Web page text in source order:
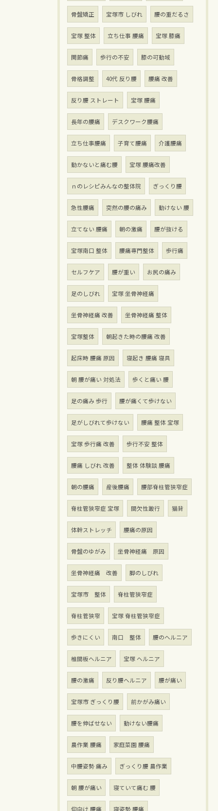
骨盤矯正 宝塚市 しびれ 腰の重だるさ
宝塚 整体 立ち仕事 腰痛 宝塚 膝痛
関節痛 歩行の不安 膝の可動域
骨格調整 40代 反り腰 腰痛 改善
反り腰 ストレート 宝塚 腰痛
長年の腰痛 デスクワーク腰痛
立ち仕事腰痛 子育て腰痛 介護腰痛
動かないと痛む腰 宝塚 腰痛改善
ｎのレシピみんなの整体院 ぎっくり腰
急性腰痛 突然の腰の痛み 動けない 腰
立てない 腰痛 朝の激痛 腰が抜ける
宝塚南口 整体 腰痛専門整体 歩行痛
セルフケア 腰が重い お尻の痛み
足のしびれ 宝塚 坐骨神経痛
坐骨神経痛 改善 坐骨神経痛 整体
宝塚整体 朝起きた時の腰痛 改善
起床時 腰痛 原因 寝起き 腰痛 寝具
朝 腰が痛い 対処法 歩くと痛い 腰
足の痛み 歩行 腰が痛くて歩けない
足がしびれて歩けない 腰痛 整体 宝塚
宝塚 歩行痛 改善 歩行不安 整体
腰痛 しびれ 改善 整体 体験談 腰痛
朝の腰痛 産後腰痛 腰部脊柱管狭窄症
脊柱管狭窄症 宝塚 間欠性跛行 猫背
体幹ストレッチ 腰痛の原因
骨盤のゆがみ 坐骨神経痛 原因
坐骨神経痛 改善 脚のしびれ
宝塚市 整体 脊柱管狭窄症
脊柱菅狭窄 宝塚 脊柱管狭窄症
歩きにくい 南口 整体 腰のヘルニア
椎間板ヘルニア 宝塚 ヘルニア
腰の激痛 反り腰ヘルニア 腰が痛い
宝塚市 ぎっくり腰 前かがみ痛い
腰を伸ばせない 動けない腰痛
農作業 腰痛 家庭菜園 腰痛
中腰姿勢 痛み ぎっくり腰 農作業
朝 腰が痛い 寝ていて痛む 腰
仰向け 腰痛 寝姿勢 腰痛